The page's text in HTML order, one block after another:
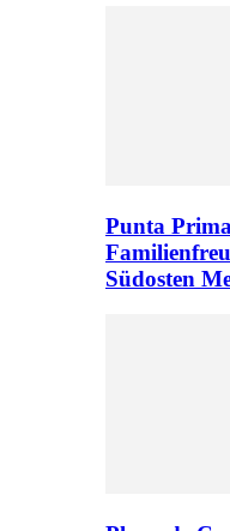
Punta
Südosten